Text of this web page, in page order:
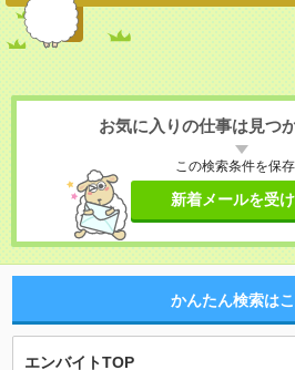
お気に入りの仕事は見つ
この検索条件を保
新着メールを受
かんたん検索は
エンバイトTOP